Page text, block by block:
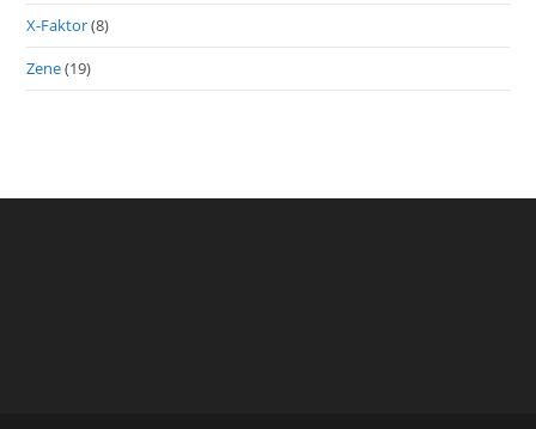
X-Faktor(8)
Zene(19)